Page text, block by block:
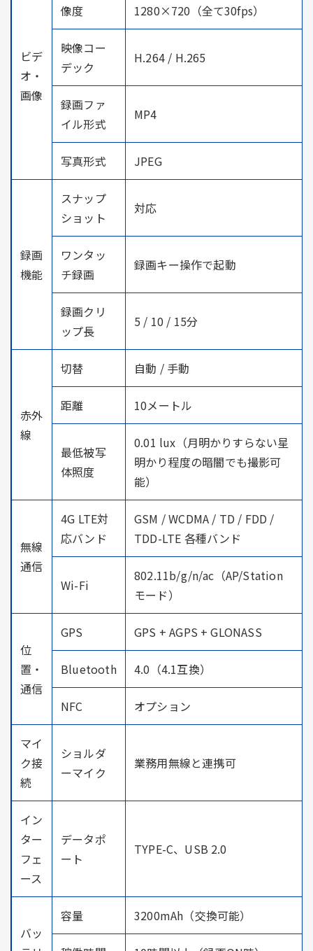
ビデ
オ・
画像
像度
1280×720（全て30fps）
映像コー
デック
H.264 / H.265
録画ファ
イル形式
MP4
写真形式 JPEG
録画
機能
スナップ
ショット
対応
ワンタッ
チ録画
録画キー操作で起動
録画クリ
ップ長
5 / 10 / 15分
赤外
線
切替 自動 / 手動
距離 10メートル
最低被写
体照度
0.01 lux（月明かりすらない星
明かり程度の暗闇でも撮影可
能）
無線
通信
4G LTE対
応バンド
GSM / WCDMA / TD / FDD /
TDD-LTE 各種バンド
Wi-Fi
802.11b/g/n/ac（AP/Station
モード）
位
置・
通信
GPS GPS + AGPS + GLONASS
Bluetooth 4.0（4.1互換）
NFC オプション
マイ
ク接
続
ショルダ
ーマイク
業務用無線と連携可
イン
ター
フェ
ース
データポ
ート
TYPE-C、USB 2.0
バッ
容量 3200mAh（交換可能）